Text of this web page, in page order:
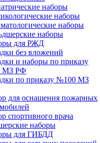
наборы
наборы
наборы
наборы
для РЖД
без вложений
и наборы по приказу
МЗ РФ
по приказу №100 МЗ
для оснащения пожарных
спортивного врача
наборы
для ГИБДД